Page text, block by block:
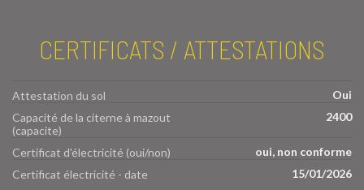
CERTIFICATS / ATTESTATIONS
Attestation du sol
Oui
Capacité de la citerne à mazout
(capacite)
2400
Certificat d'électricité (oui/non)
oui, non conforme
Certificat électricité - date
15/01/2026